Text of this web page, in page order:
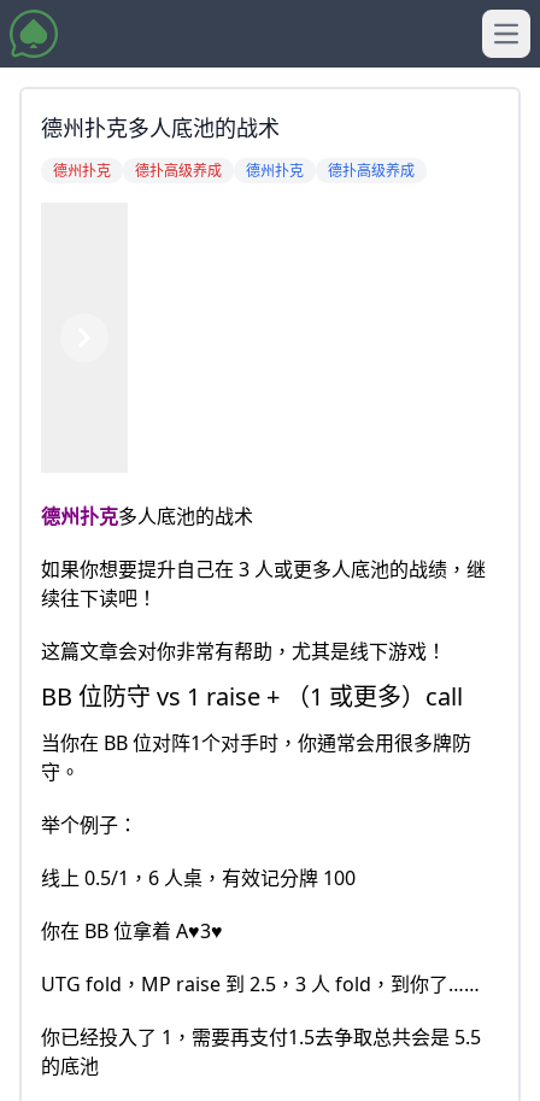
德州扑克多人底池的战术
德州扑克 德扑高级养成 德州扑克 德扑高级养成
德州扑克多人底池的战术
如果你想要提升自己在 3 人或更多人底池的战绩，继
续往下读吧！
这篇文章会对你非常有帮助，尤其是线下游戏！
BB 位防守 vs 1 raise + （1 或更多）call
当你在 BB 位对阵1个对手时，你通常会用很多牌防
守。
举个例子：
线上 0.5/1，6 人桌，有效记分牌 100
你在 BB 位拿着 A♥3♥
UTG fold，MP raise 到 2.5，3 人 fold，到你了……
你已经投入了 1，需要再支付1.5去争取总共会是 5.5
的底池